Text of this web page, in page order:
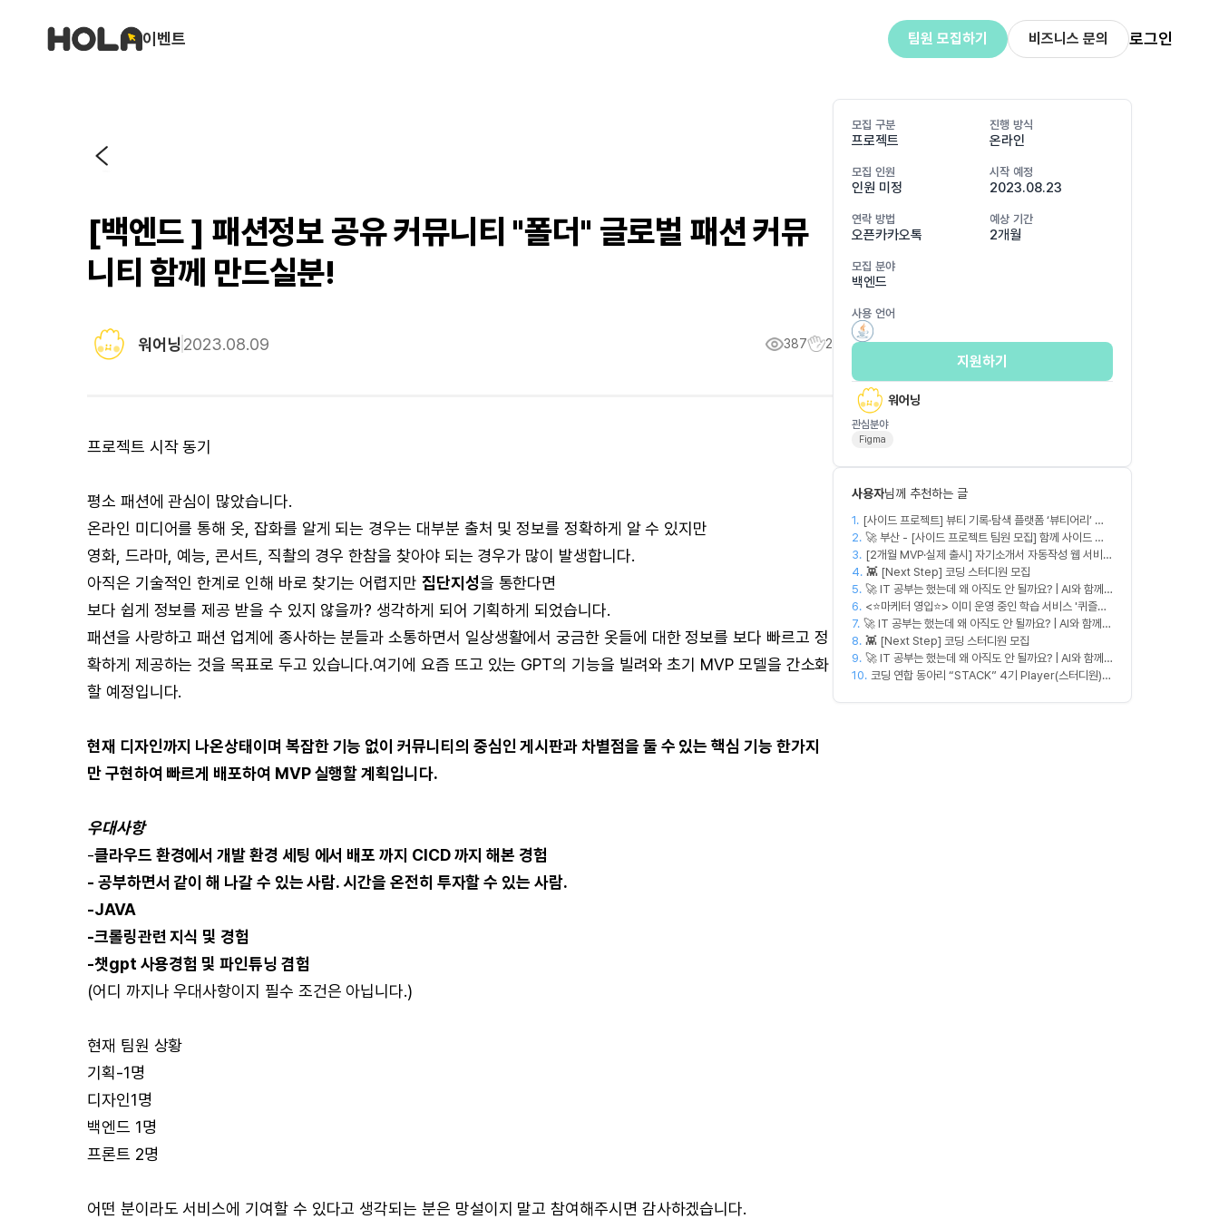
이벤트 팀원 모집하기 비즈니스 문의 로그인
[백엔드 ] 패션정보 공유 커뮤니티 "폴더" 글로벌 패션 커뮤
니티 함께 만드실분!
워어닝2023.08.09 387 2
프로젝트 시작 동기
평소 패션에 관심이 많았습니다.
온라인 미디어를 통해 옷, 잡화를 알게 되는 경우는 대부분 출처 및 정보를 정확하게 알 수 있지만
영화, 드라마, 예능, 콘서트, 직촬의 경우 한참을 찾아야 되는 경우가 많이 발생합니다.
아직은 기술적인 한계로 인해 바로 찾기는 어렵지만 집단지성을 통한다면
보다 쉽게 정보를 제공 받을 수 있지 않을까? 생각하게 되어 기획하게 되었습니다.
패션을 사랑하고 패션 업계에 종사하는 분들과 소통하면서 일상생활에서 궁금한 옷들에 대한 정보를 보다 빠르고 정
확하게 제공하는 것을 목표로 두고 있습니다.여기에 요즘 뜨고 있는 GPT의 기능을 빌려와 초기 MVP 모델을 간소화
할 예정입니다.
현재 디자인까지 나온상태이며 복잡한 기능 없이 커뮤니티의 중심인 게시판과 차별점을 둘 수 있는 핵심 기능 한가지
만 구현하여 빠르게 배포하여 MVP 실행할 계획입니다.
우대사항
-클라우드 환경에서 개발 환경 세팅 에서 배포 까지 CICD 까지 해본 경험
- 공부하면서 같이 해 나갈 수 있는 사람. 시간을 온전히 투자할 수 있는 사람.
-JAVA
-크롤링관련 지식 및 경험
-챗gpt 사용경험 및 파인튜닝 겸험
(어디 까지나 우대사항이지 필수 조건은 아닙니다.)
현재 팀원 상황
기획-1명
디자인1명
백엔드 1명
프론트 2명
어떤 분이라도 서비스에 기여할 수 있다고 생각되는 분은 망설이지 말고 참여해주시면 감사하겠습니다.
모집 구분
프로젝트
진행 방식
온라인
모집 인원
인원 미정
시작 예정
2023.08.23
연락 방법
오픈카카오톡
예상 기간
2개월
모집 분야
백엔드
사용 언어
지원하기
워어닝
관심분야
Figma
사용자님께 추천하는 글
1. [사이드 프로젝트] 뷰티 기록·탐색 플랫폼 ‘뷰티어리’ 디
자이너·프론트엔드·백엔드 팀원을 모집합니다
2. 🚀 부산 - [사이드 프로젝트 팀원 모집] 함께 사이드 프
로젝트 진행할 팀원 모집합니다. 🚀
3. [2개월 MVP·실제 출시] 자기소개서 자동작성 웹 서비스
디자이너·프론트엔드·백엔드·AI 엔지니어 모집
4. 👾 [Next Step] 코딩 스터디원 모집
5. 🚀 IT 공부는 했는데 왜 아직도 안 될까요? | AI와 함께
실무 중심 IT 모임 🤖
6. <⭐마케터 영입⭐> 이미 운영 중인 학습 서비스 '퀴즐리',
함께 키워갈 마케터를 찾습니다
7. 🚀 IT 공부는 했는데 왜 아직도 안 될까요? | AI와 함께
실무 중심 IT 모임 🤖
8. 👾 [Next Step] 코딩 스터디원 모집
9. 🚀 IT 공부는 했는데 왜 아직도 안 될까요? | AI와 함께
실무 중심 IT 모임 🤖
10. 코딩 연합 동아리 “STACK” 4기 Player(스터디원)